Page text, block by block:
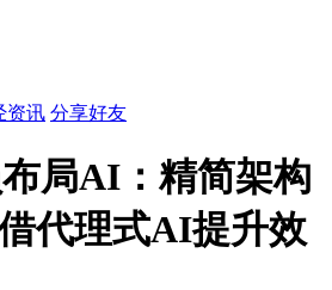
资讯 分享好友
局AI：精简架构
代理式AI提升效